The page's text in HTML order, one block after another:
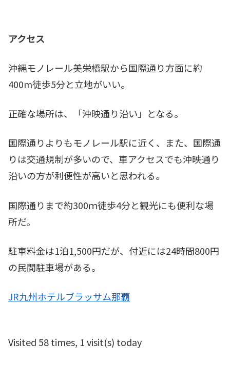
アクセス
沖縄モノレール美栄橋駅から国際通り方面に約
400m徒歩5分と立地がいい。
正確な場所は、「沖映通り沿い」となる。
国際通りよりもモノレール駅に近く、また、国際通
りは交通規制が多いので、車アクセスでも沖映通り
沿いの方が利便性が高いと思われる。
国際通りまで約300ｍ徒歩4分と観光にも便利な場
所だ。
駐車料金は1泊1,500円だが、付近には24時間800円
の民間駐車場がある。
JR九州ホテルブラッサム那覇
Visited 58 times, 1 visit(s) today